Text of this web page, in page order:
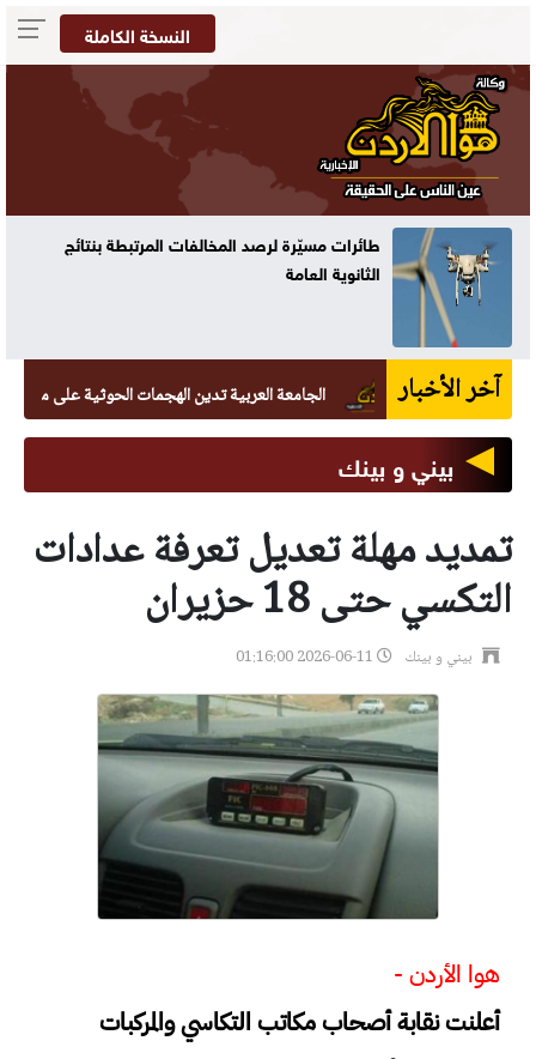
النسخة الكاملة
طائرات مسيّرة لرصد المخالفات المرتبطة بنتائج
الثانوية العامة
آخر الأخبار الجامعة العربية تدين الهجمات الحوثية على مواقع يمنية
بيني و بينك
تمديد مهلة تعديل تعرفة عدادات
التكسي حتى 18 حزيران
بيني و بينك
هوا الأردن -
أعلنت نقابة أصحاب مكاتب التكاسي والمركبات